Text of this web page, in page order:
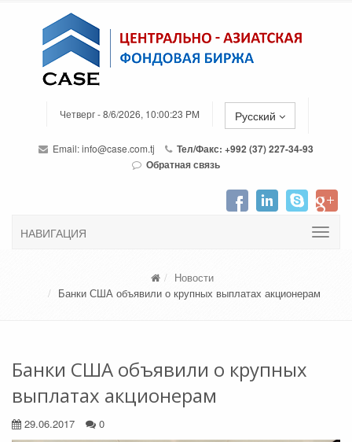
Четверг - 8/6/2026, 10:00:23 PM Русский
Email:info@case.com.tj
Тел/Факс: +992 (37) 227-34-93
Обратная связь
НАВИГАЦИЯ
Новости
Банки США объявили о крупных выплатах акционерам
Банки США объявили о крупных
выплатах акционерам
29.06.2017 0